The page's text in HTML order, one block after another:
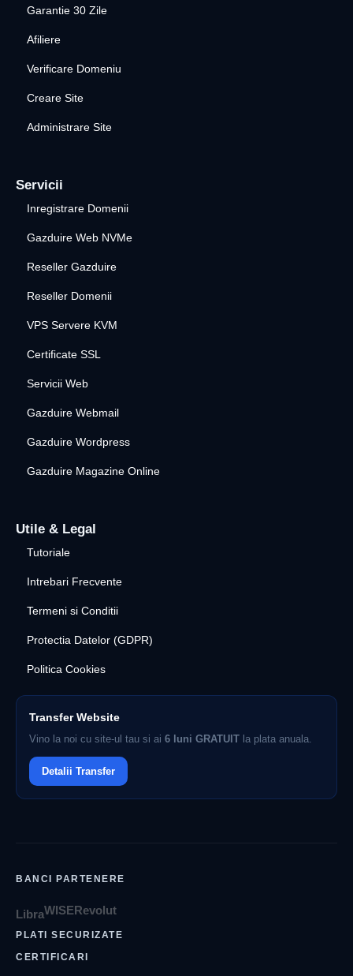
Garantie 30 Zile
Afiliere
Verificare Domeniu
Creare Site
Administrare Site
Servicii
Inregistrare Domenii
Gazduire Web NVMe
Reseller Gazduire
Reseller Domenii
VPS Servere KVM
Certificate SSL
Servicii Web
Gazduire Webmail
Gazduire Wordpress
Gazduire Magazine Online
Utile & Legal
Tutoriale
Intrebari Frecvente
Termeni si Conditii
Protectia Datelor (GDPR)
Politica Cookies
Transfer Website
Vino la noi cu site-ul tau si ai 6 luni GRATUIT la plata anuala.
Detalii Transfer
BANCI PARTENERE
LibraWISERevolut
PLATI SECURIZATE
CERTIFICARI